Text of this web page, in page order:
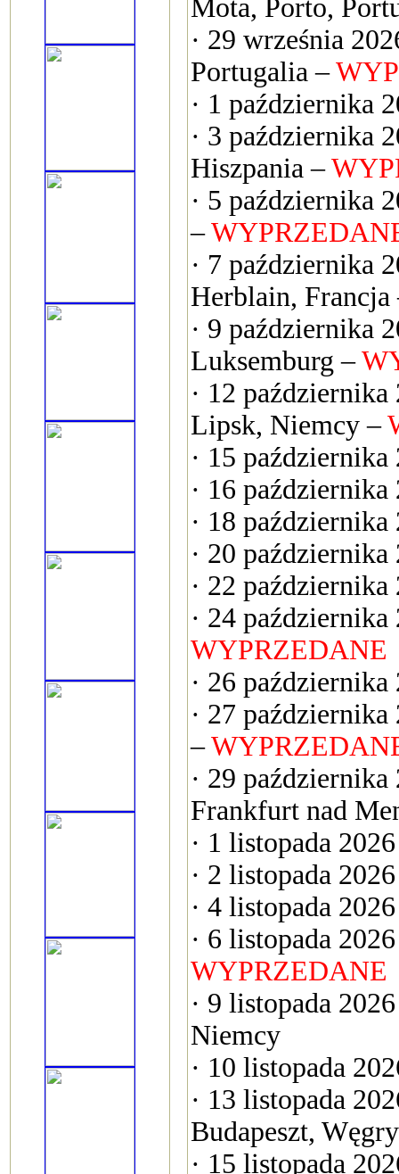
Mota, Porto,
· 29 września
Portugalia –
· 1 października
· 3 października
Hiszpania –
· 5 października
–
· 7 października
Herblain,
· 9 października
Luksemburg –
· 12
Lipsk, Niemcy –
· 15
· 16
· 18
· 20
· 22
· 24
WYPRZEDANE
· 26
· 27
–
· 29
Frankfurt nad
· 1 listopada
· 2 listopada
· 4 listopada
· 6 listopada
WYPRZEDANE
· 9 listopada
Niemcy
· 10 listopada
· 13 listopada
Budapeszt, Węgry
· 15 listopada